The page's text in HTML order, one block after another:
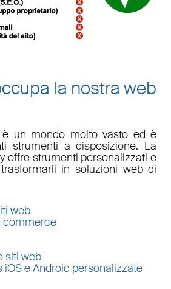
la nostra web
è un mondo molto vasto ed è
strumenti a disposizione. La
offre strumenti personalizzati e
in soluzioni web di
web
commerce
siti web
iOS e Android personalizzate